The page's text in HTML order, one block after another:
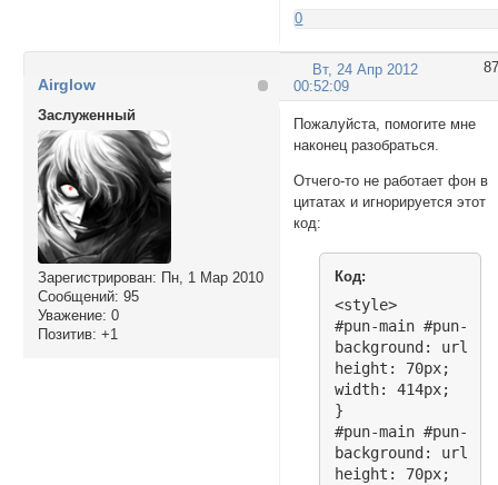
0
87
Вт, 24 Апр 2012
00:52:09
Airglow
Заслуженный
Зарегистрирован: Пн, 1 Мар 2010
Сообщений: 95
Уважение: 0
Позитив: +1
Пожалуйста, помогите мне
наконец разобраться.
Отчего-то не работает фон в
цитатах и игнорируется этот
код:
Код:
<style>
#pun-main #pun-
background:
height: 70px;
width: 414px;
}
#pun-main #pun-
background:
height: 70px;